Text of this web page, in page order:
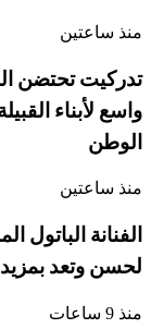
منذ ساعتين
تدركيت تحتضن
واسع لأبناء
الوطن
منذ ساعتين
الفنانة الباتول
لحسن وتعد
منذ 9 ساعات